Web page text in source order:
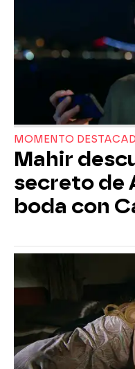
MOMENTO
Mahir
secreto de
boda con